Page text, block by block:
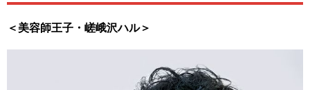
＜美容師王子・嵯峨沢ハル＞